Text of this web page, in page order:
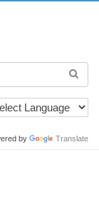
by Translate